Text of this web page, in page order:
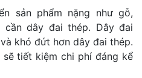
sản phẩm nặng như gỗ,
dây đai thép. Dây đai
khó đứt hơn dây đai thép.
sẽ tiết kiệm chi phí đáng kể